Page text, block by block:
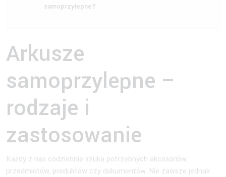
samoprzylepne?
Arkusze
samoprzylepne –
rodzaje i
zastosowanie
Każdy z nas codziennie szuka potrzebnych akcesoriów,
przedmiotów, produktów czy dokumentów. Nie zawsze jednak